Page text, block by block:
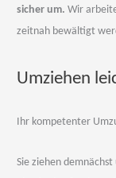
sicher um. Wir
zeitnah bewältigt
Umziehen
Ihr kompetenter
Sie ziehen